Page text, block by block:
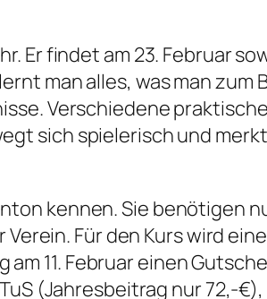
Er findet am 23. Februar
man alles, was man zum
Verschiedene
sich spielerisch und
kennen. Sie benötigen
Für den Kurs wird
11. Februar einen
(Jahresbeitrag nur 72,-